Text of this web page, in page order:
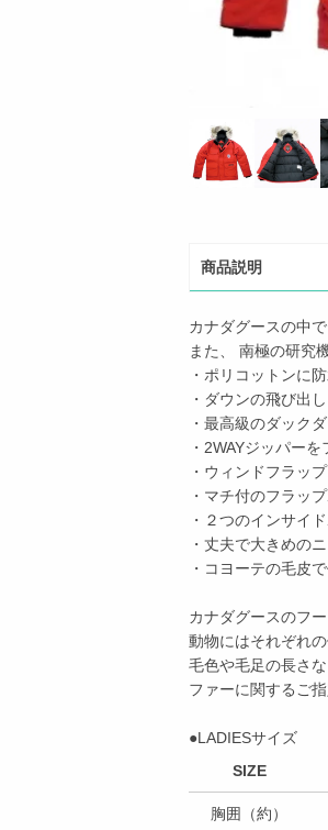
商品説明
カナダグースの中
また、 南極の研究
・ポリコットンに
・ダウンの飛び出
・最高級のダック
・2WAYジッパー
・ウィンドフラッ
・マチ付のフラッ
・２つのインサイ
・丈夫で大きめの
・コヨーテの毛皮
カナダグースのフ
動物にはそれぞれ
毛色や毛足の長さ
ファーに関するご
●LADIESサイズ
SIZE
胸囲（約）